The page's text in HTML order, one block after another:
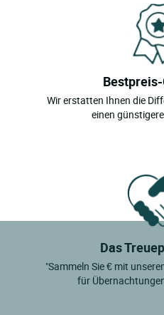
Wir erstatten Ihnen die
einen
Das
"Sammeln Sie € mit
für